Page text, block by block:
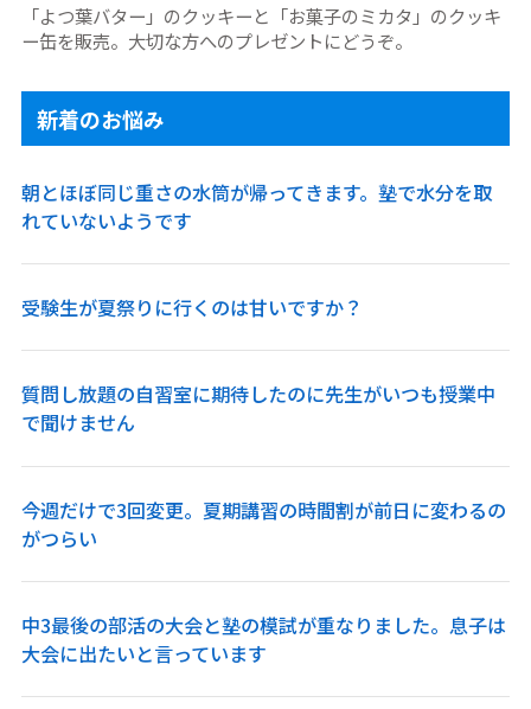
「よつ葉バター」のクッキーと「お菓子のミカタ」のクッキ
ー缶を販売。大切な方へのプレゼントにどうぞ。
新着のお悩み
朝とほぼ同じ重さの水筒が帰ってきます。塾で水分を取
れていないようです
受験生が夏祭りに行くのは甘いですか？
質問し放題の自習室に期待したのに先生がいつも授業中
で聞けません
今週だけで3回変更。夏期講習の時間割が前日に変わるの
がつらい
中3最後の部活の大会と塾の模試が重なりました。息子は
大会に出たいと言っています